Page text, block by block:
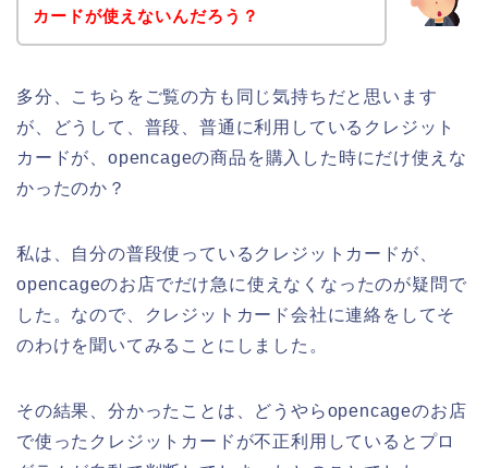
カードが使えないんだろう？
多分、こちらをご覧の方も同じ気持ちだと思います
が、どうして、普段、普通に利用しているクレジット
カードが、opencageの商品を購入した時にだけ使えな
かったのか？
私は、自分の普段使っているクレジットカードが、
opencageのお店でだけ急に使えなくなったのが疑問で
した。なので、クレジットカード会社に連絡をしてそ
のわけを聞いてみることにしました。
その結果、分かったことは、どうやらopencageのお店
で使ったクレジットカードが不正利用しているとプロ